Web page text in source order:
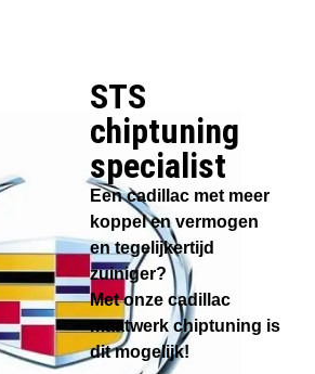
STS
chiptuning
specialist​
Een cadillac met meer
koppel en vermogen
en tegelijkertijd
zuiniger?
Met onze cadillac
maatwerk chiptuning is
dit mogelijk!